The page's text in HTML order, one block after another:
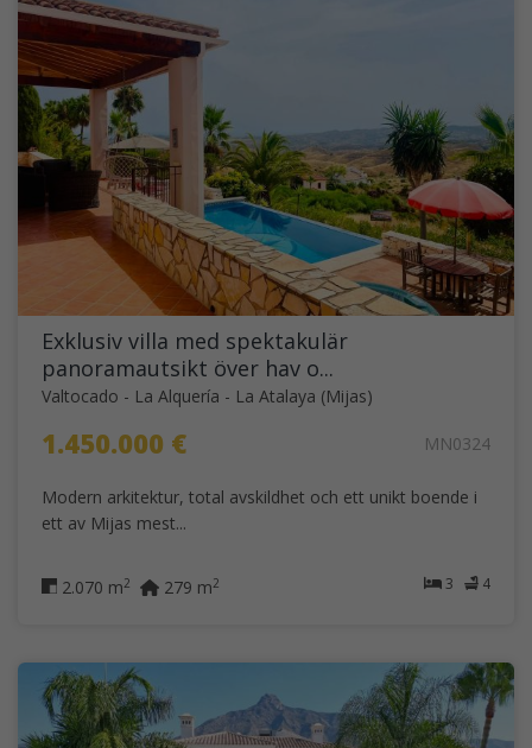
Exklusiv villa med spektakulär
panoramautsikt över hav o...
Valtocado - La Alquería - La Atalaya (Mijas)
1.450.000 € MN0324
Modern arkitektur, total avskildhet och ett unikt boende i
ett av Mijas mest...
3 4
2.070 m2 279 m2